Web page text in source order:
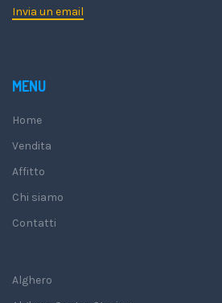
Invia un email
MENU
Home
Vendita
Affitto
Chi siamo
Contatti
Alghero